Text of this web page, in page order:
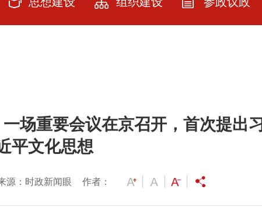
交流园地
云上展厅
理论研究
人大代表政协
专委会建设
提案选登
一场重要会议在京召开，首次提出习
平文化思想
源：时政新闻眼 作者：